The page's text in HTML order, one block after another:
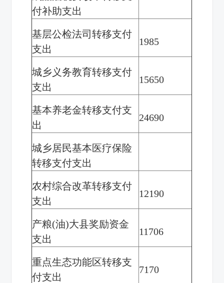
付补助支出
基层公检法司转移支付
支出
1985
城乡义务教育转移支付
支出
15650
基本养老金转移支付支
出
24690
城乡居民基本医疗保险
转移支付支出
农村综合改革转移支付
支出
12190
产粮(油)大县奖励资金
支出
11706
重点生态功能区转移支
付支出
7170